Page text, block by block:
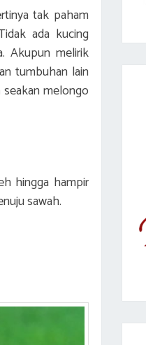
tak paham
ada kucing
Akupun melirik
tumbuhan lain
melongo
hingga hampir
sawah.